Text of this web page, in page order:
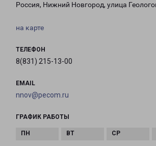
Россия, Нижний Новгород, улица
на карте
ТЕЛЕФОН
8(831) 215-13-00
EMAIL
nnov@pecom.ru
ГРАФИК РАБОТЫ